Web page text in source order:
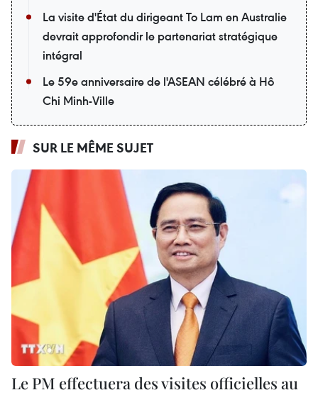
La visite d'État du dirigeant To Lam en Australie
devrait approfondir le partenariat stratégique
intégral
Le 59e anniversaire de l'ASEAN célébré à Hô
Chi Minh-Ville
SUR LE MÊME SUJET
Le PM effectuera des visites officielles au